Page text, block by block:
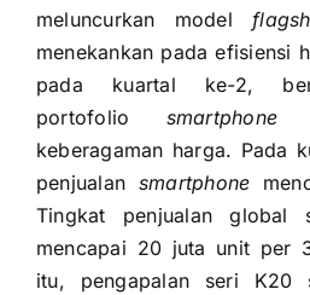
meluncurkan model
menekankan pada efisiensi
pada kuartal ke-2,
portofolio
keberagaman harga. Pada
penjualan smartphone
Tingkat penjualan
mencapai 20 juta unit per
itu, pengapalan seri K20